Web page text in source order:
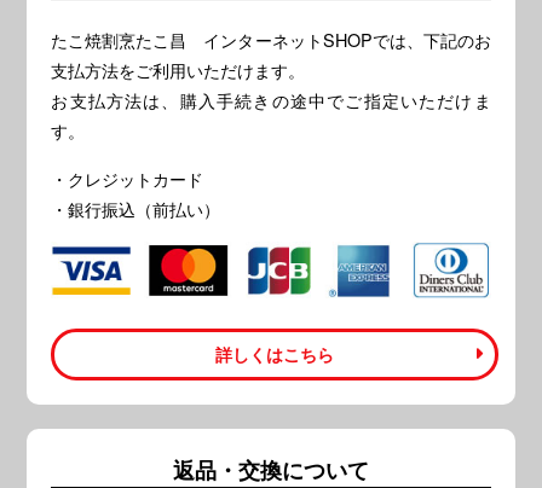
たこ焼割烹たこ昌 インターネットSHOPでは、下記のお
支払方法をご利用いただけます。
お支払方法は、購入手続きの途中でご指定いただけま
す。
・クレジットカード
・銀行振込（前払い）
詳しくはこちら
返品・交換について